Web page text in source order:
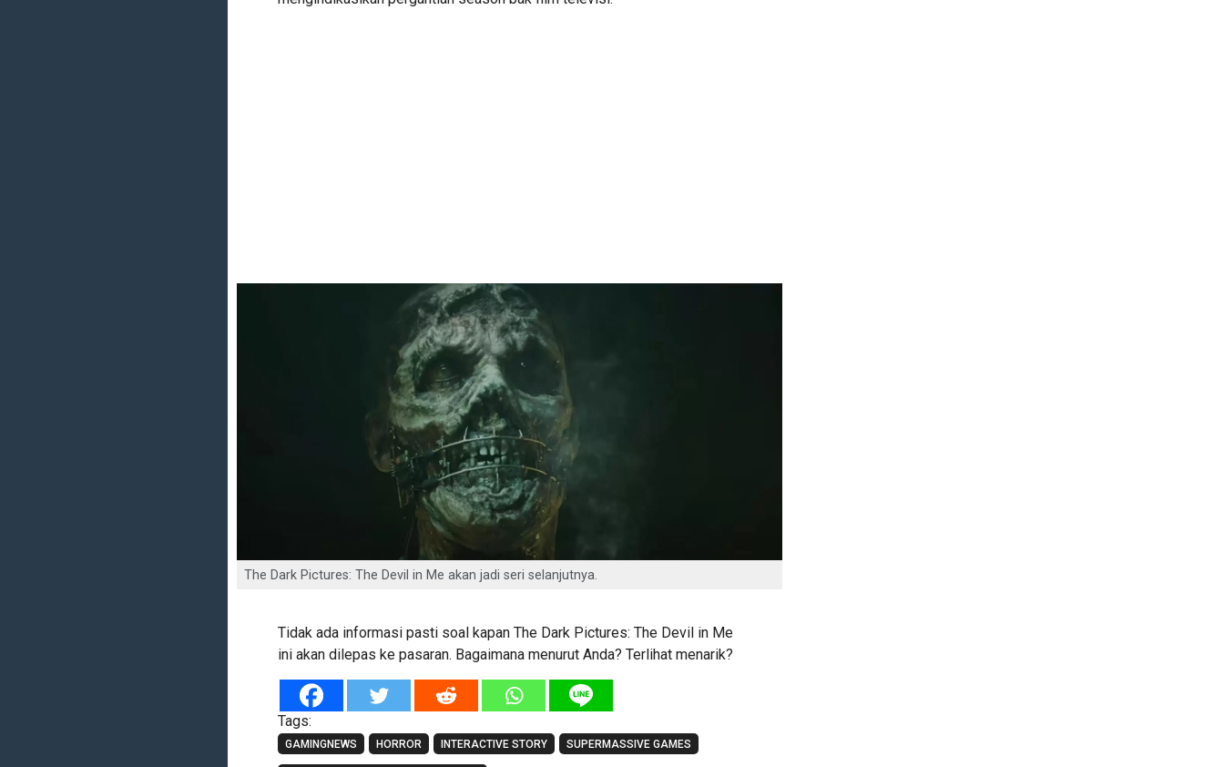
The Dark Pictures: The Devil in Me akan jadi seri selanjutnya.
Tidak ada informasi pasti soal kapan The Dark Pictures: The Devil in Me
ini akan dilepas ke pasaran. Bagaimana menurut Anda? Terlihat menarik?
Tags:
GAMINGNEWS HORROR INTERACTIVE STORY SUPERMASSIVE GAMES